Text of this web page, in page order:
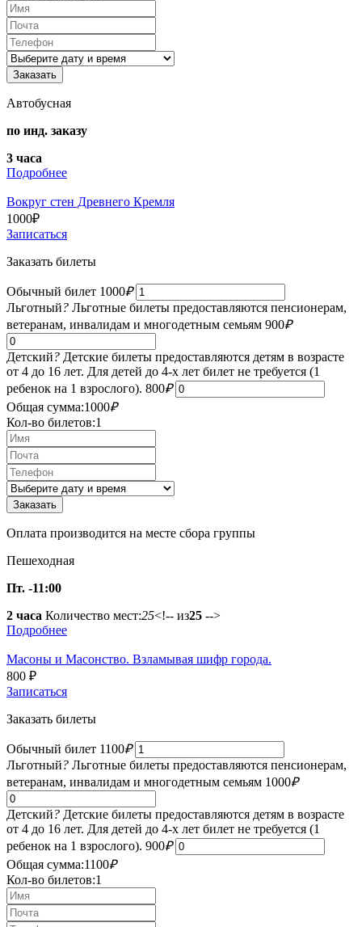
Автобусная
по инд. заказу
3 часа
Подробнее
Вокруг стен Древнего Кремля
1000₽
Записаться
Заказать билеты
Обычный билет 1000₽
Льготный? Льготные билеты предоставляются пенсионерам,
ветеранам, инвалидам и многодетным семьям 900₽
Детский? Детские билеты предоставляются детям в возрасте
от 4 до 16 лет. Для детей до 4-х лет билет не требуется (1
ребенок на 1 взрослого). 800₽
Общая сумма:1000₽
Кол-во билетов:1
Оплата производится на месте сбора группы
Пешеходная
Пт. -11:00
2 часа Количество мест:25<!-- из25 -->
Подробнее
Масоны и Масонство. Взламывая шифр города.
800 ₽
Записаться
Заказать билеты
Обычный билет 1100₽
Льготный? Льготные билеты предоставляются пенсионерам,
ветеранам, инвалидам и многодетным семьям 1000₽
Детский? Детские билеты предоставляются детям в возрасте
от 4 до 16 лет. Для детей до 4-х лет билет не требуется (1
ребенок на 1 взрослого). 900₽
Общая сумма:1100₽
Кол-во билетов:1